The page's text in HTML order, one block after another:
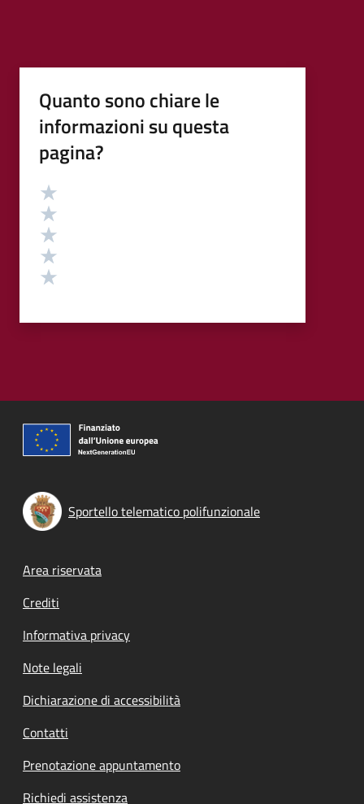
Quanto sono chiare le
informazioni su questa
pagina?
Valutazione
Sportello telematico polifunzionale
Footer menu
Area riservata
Crediti
Informativa privacy
Note legali
Dichiarazione di accessibilità
Contatti
Prenotazione appuntamento
Richiedi assistenza